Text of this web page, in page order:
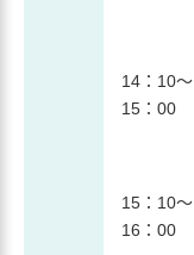
14：10～
15：00
15：10～
16：00